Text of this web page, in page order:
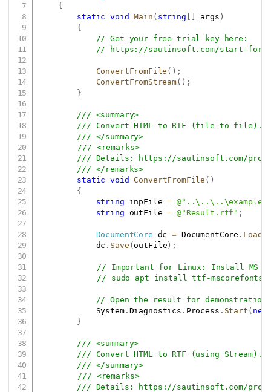
{
static
void Main ( string args )
{
// Get your free trial key here:
//
https://sautinsoft.com/start-for-
ConvertFromFile ( ) ;
ConvertFromStream( ) ;
}
/// <summary>
/// Convert HTML to RTF (file to file).
/// </summary>
/// <remarks>
/// Details:
https://sautinsoft.com/
/// </remarks>
static
void ConvertFromFile ( )
{
string inpFile =
string outFile = @"Result.rtf" ;
DocumentCore dc = DocumentCore . Load
            dc
. Save (outFile ) ;
// Important for Linux: Install MS
// sudo apt install ttf-
// Open the result for demonstration
            System
. Diagnostics . Process . Start ( new
}
/// <summary>
/// Convert HTML to RTF (using Stream).
/// </summary>
/// <remarks>
/// Details:
https://sautinsoft.com/